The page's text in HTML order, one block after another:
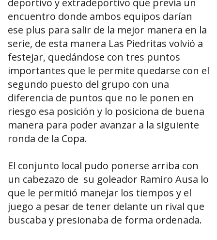
deportivo y extradeportivo que previa un
encuentro donde ambos equipos darían
ese plus para salir de la mejor manera en la
serie, de esta manera Las Piedritas volvió a
festejar, quedándose con tres puntos
importantes que le permite quedarse con el
segundo puesto del grupo con una
diferencia de puntos que no le ponen en
riesgo esa posición y lo posiciona de buena
manera para poder avanzar a la siguiente
ronda de la Copa.
El conjunto local pudo ponerse arriba con
un cabezazo de su goleador Ramiro Ausa lo
que le permitió manejar los tiempos y el
juego a pesar de tener delante un rival que
buscaba y presionaba de forma ordenada.